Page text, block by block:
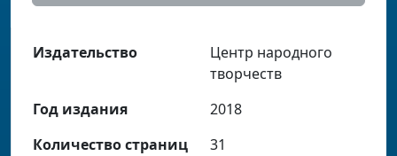
Издательство
Центр народного
творчеств
Год издания
2018
Количество страниц
31